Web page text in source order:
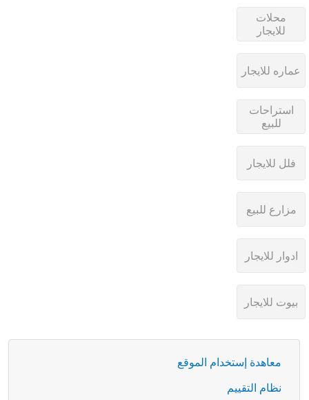
معاهدة إستخدام الموقع
نظام التقييم